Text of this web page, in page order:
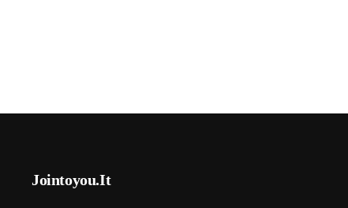
Jointoyou.It